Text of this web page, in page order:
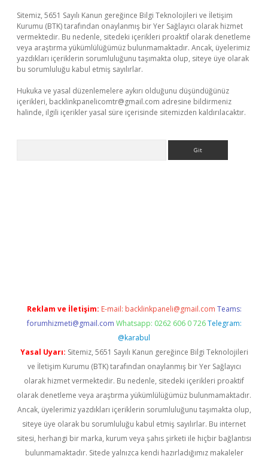
Sitemiz, 5651 Sayılı Kanun gereğince Bilgi Teknolojileri ve İletişim
Kurumu (BTK) tarafından onaylanmış bir Yer Sağlayıcı olarak hizmet
vermektedir. Bu nedenle, sitedeki içerikleri proaktif olarak denetleme
veya araştırma yükümlülüğümüz bulunmamaktadır. Ancak, üyelerimiz
yazdıkları içeriklerin sorumluluğunu taşımakta olup, siteye üye olarak
bu sorumluluğu kabul etmiş sayılırlar.
Hukuka ve yasal düzenlemelere aykırı olduğunu düşündüğünüz
içerikleri, backlinkpanelicomtr@gmail.com adresine bildirmeniz
halinde, ilgili içerikler yasal süre içerisinde sitemizden kaldırılacaktır.
Reklam ve İletişim: E-mail: backlinkpaneli@gmail.com Teams:
forumhizmeti@gmail.com Whatsapp: 0262 606 0 726 Telegram:
@karabul
Yasal Uyarı: Sitemiz, 5651 Sayılı Kanun gereğince Bilgi Teknolojileri
ve İletişim Kurumu (BTK) tarafından onaylanmış bir Yer Sağlayıcı
olarak hizmet vermektedir. Bu nedenle, sitedeki içerikleri proaktif
olarak denetleme veya araştırma yükümlülüğümüz bulunmamaktadır.
Ancak, üyelerimiz yazdıkları içeriklerin sorumluluğunu taşımakta olup,
siteye üye olarak bu sorumluluğu kabul etmiş sayılırlar. Bu internet
sitesi, herhangi bir marka, kurum veya şahıs şirketi ile hiçbir bağlantısı
bulunmamaktadır. Sitede yalnızca kendi hazırladığımız makaleler